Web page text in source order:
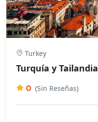
Turkey
Turquía y Tailandia
0 (Sin Reseñas)